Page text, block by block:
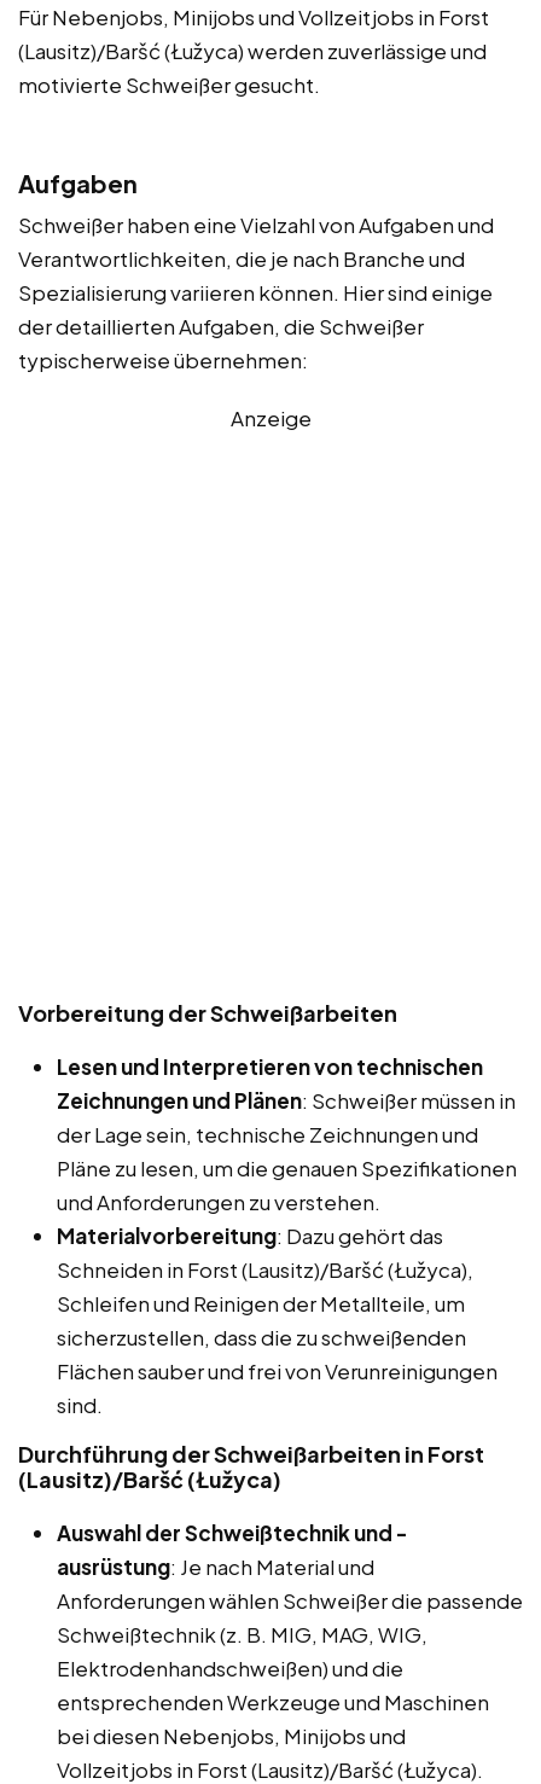
Für Nebenjobs, Minijobs und Vollzeitjobs in Forst
(Lausitz)/Baršć (Łužyca) werden zuverlässige und
motivierte Schweißer gesucht.
Aufgaben
Schweißer haben eine Vielzahl von Aufgaben und
Verantwortlichkeiten, die je nach Branche und
Spezialisierung variieren können. Hier sind einige
der detaillierten Aufgaben, die Schweißer
typischerweise übernehmen:
Anzeige
Vorbereitung der Schweißarbeiten
Lesen und Interpretieren von technischen
Zeichnungen und Plänen: Schweißer müssen in
der Lage sein, technische Zeichnungen und
Pläne zu lesen, um die genauen Spezifikationen
und Anforderungen zu verstehen.
Materialvorbereitung: Dazu gehört das
Schneiden in Forst (Lausitz)/Baršć (Łužyca),
Schleifen und Reinigen der Metallteile, um
sicherzustellen, dass die zu schweißenden
Flächen sauber und frei von Verunreinigungen
sind.
Durchführung der Schweißarbeiten in Forst
(Lausitz)/Baršć (Łužyca)
Auswahl der Schweißtechnik und -
ausrüstung: Je nach Material und
Anforderungen wählen Schweißer die passende
Schweißtechnik (z. B. MIG, MAG, WIG,
Elektrodenhandschweißen) und die
entsprechenden Werkzeuge und Maschinen
bei diesen Nebenjobs, Minijobs und
Vollzeitjobs in Forst (Lausitz)/Baršć (Łužyca).